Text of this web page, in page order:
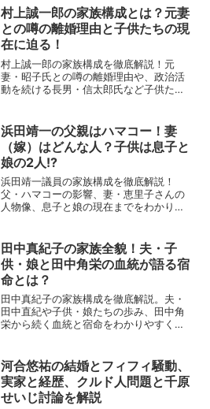
村上誠一郎の家族構成とは？元妻
との噂の離婚理由と子供たちの現
在に迫る！
村上誠一郎の家族構成を徹底解説！元
妻・昭子氏との噂の離婚理由や、政治活
動を続ける長男・信太郎氏など子供たち
浜田靖一の父親はハマコー！妻
（嫁）はどんな人？子供は息子と
娘の2人!?
浜田靖一議員の家族構成を徹底解説！
父・ハマコーの影響、妻・恵里子さんの
人物像、息子と娘の現在までをわかりや
田中真紀子の家族全貌！夫・子
供・娘と田中角栄の血統が語る宿
命とは？
田中真紀子の家族構成を徹底解説。夫・
田中直紀や子供・娘たちの歩み、田中角
栄から続く血統と宿命をわかりやすく紹
河合悠祐の結婚とフィフィ騒動、
実家と経歴、クルド人問題と千原
せいじ討論を解説